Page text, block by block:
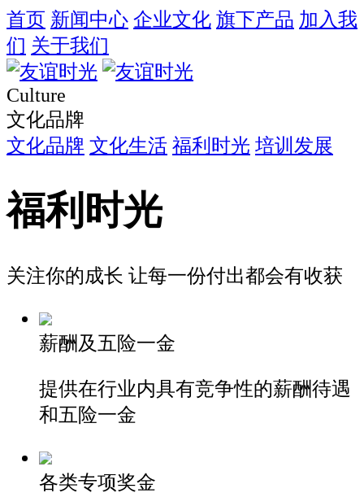
首页 新闻中心 企业文化 旗下产品 加入我
们 关于我们
Culture
文化品牌
文化品牌 文化生活 福利时光 培训发展
福利时光
关注你的成长 让每一份付出都会有收获
薪酬及五险一金
提供在行业内具有竞争性的薪酬待遇
和五险一金
各类专项奖金